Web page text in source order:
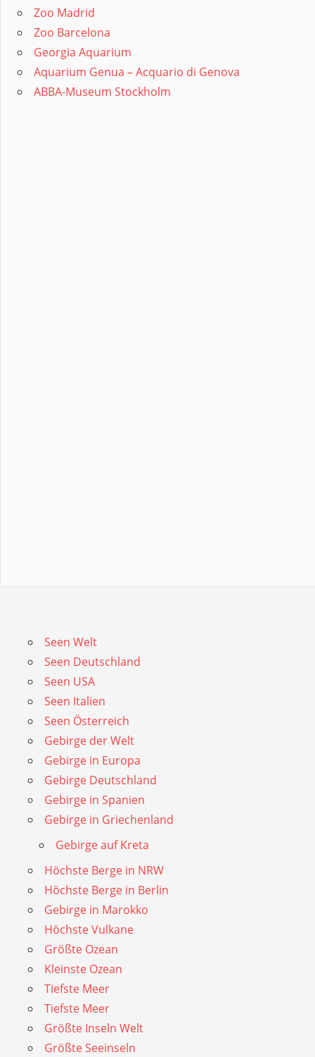
Zoo Madrid
Zoo Barcelona
Georgia Aquarium
Aquarium Genua – Acquario di Genova
ABBA-Museum Stockholm
Seen Welt
Seen Deutschland
Seen USA
Seen Italien
Seen Österreich
Gebirge der Welt
Gebirge in Europa
Gebirge Deutschland
Gebirge in Spanien
Gebirge in Griechenland
Gebirge auf Kreta
Höchste Berge in NRW
Höchste Berge in Berlin
Gebirge in Marokko
Höchste Vulkane
Größte Ozean
Kleinste Ozean
Tiefste Meer
Tiefste Meer
Größte Inseln Welt
Größte Seeinseln